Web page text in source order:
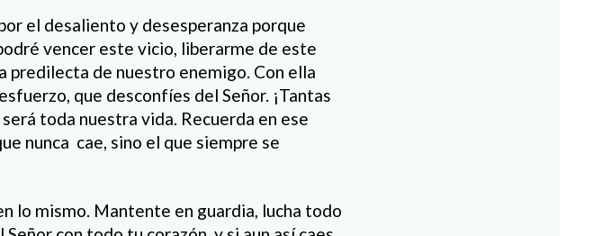
el desaliento y desesperanza porque
vencer este vicio, liberarme de este
predilecta de nuestro enemigo. Con ella
que desconfíes del Señor. ¡Tantas
toda nuestra vida. Recuerda en ese
nunca cae, sino el que siempre se
lo mismo. Mantente en guardia, lucha todo